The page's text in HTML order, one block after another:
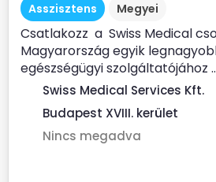
Asszisztens Megyei
Csatlakozz a Swiss Medical
Magyarország egyik
egészségügyi szolgáltatójához
Swiss Medical Services Kft.
Budapest XVIII. kerület
Nincs megadva